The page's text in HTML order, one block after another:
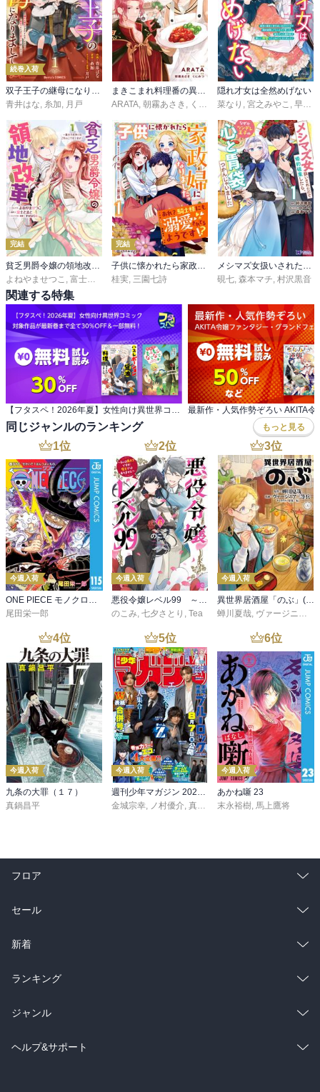
続巻入荷
双子王子の継母になりまして～嫌われ悪女ですが、そんなことより義息子たちが可愛すぎて困ります～
青井はな, 糸加, 月戸
まきこまれ料理番の異世界ごはん
ARATA, 朝霧あさき , くにみつ
隠れ才女は全然めげない
菜なり , 宮之みやこ , 早瀬ジュン
完結
よねやませつこ
富士とまと ,すがはら竜
完結
桂実 三園七詩
硯七 森本マチ 村沢黒音
関連する特集
同じジャンルのランキング もっと見る
1位
今週入荷
ONE PIECE モノクロ版 115
尾田栄一郎
2位
今週入荷
悪役令嬢レベル99 ～私は裏ボスですが魔王ではありません～ その６
のこみ, 七夕さとり , Tea
3位
今週入荷
異世界居酒屋「のぶ」(22)
蝉川夏哉, ヴァージニア二等兵
4位
今週入荷
九条の大罪（１７）
真鍋昌平
5位
今週入荷
週刊少年マガジン 2026年36・37号[2026年8月5日発売]
金城宗幸, ノ村優介, 真島ヒロ ,宮島礼吏,新川直司
6位
今週入荷
あかね噺 23
末永裕樹, 馬上鷹将
フロア
総合
ラノベ
雑誌・グラビア
BL・TL
セール
総合
ラノベ
雑誌・グラビア
BL・TL
新着
総合
ラノベ
雑誌・グラビア
ランキング
総合
ラノベ
ジャンル
コミック
ヘルプ&サポート